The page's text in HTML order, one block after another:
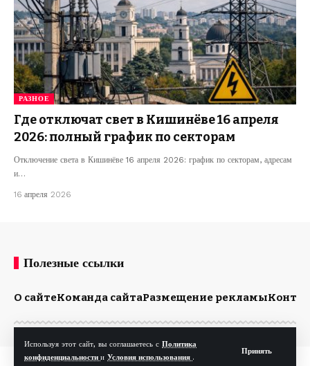
Используя этот сайт, вы соглашаетесь с Политика
конфиденциальности и Условия использования .
Принять
РАЗНОЕ
Где отключат свет в Кишинёве 16 апреля
2026: полный график по секторам
Отключение света в Кишинёве 16 апреля 2026: график по секторам, адресам
и…
16 апреля 2026
Полезные ссылки
О сайтеКоманда сайтаРазмещение рекламы
© Kp.md. Все права защищены.